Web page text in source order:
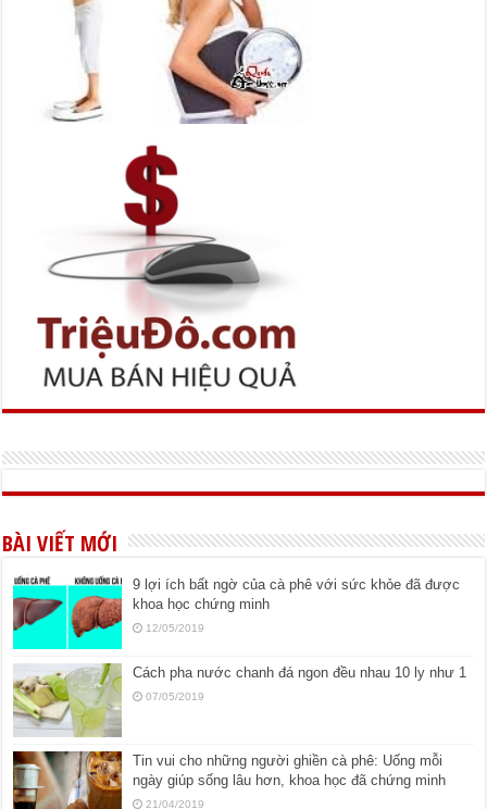
BÀI VIẾT MỚI
9 lợi ích bất ngờ của cà phê với sức khỏe đã được
khoa học chứng minh
12/05/2019
Cách pha nước chanh đá ngon đều nhau 10 ly như 1
07/05/2019
Tin vui cho những người ghiền cà phê: Uống mỗi
ngày giúp sống lâu hơn, khoa học đã chứng minh
21/04/2019